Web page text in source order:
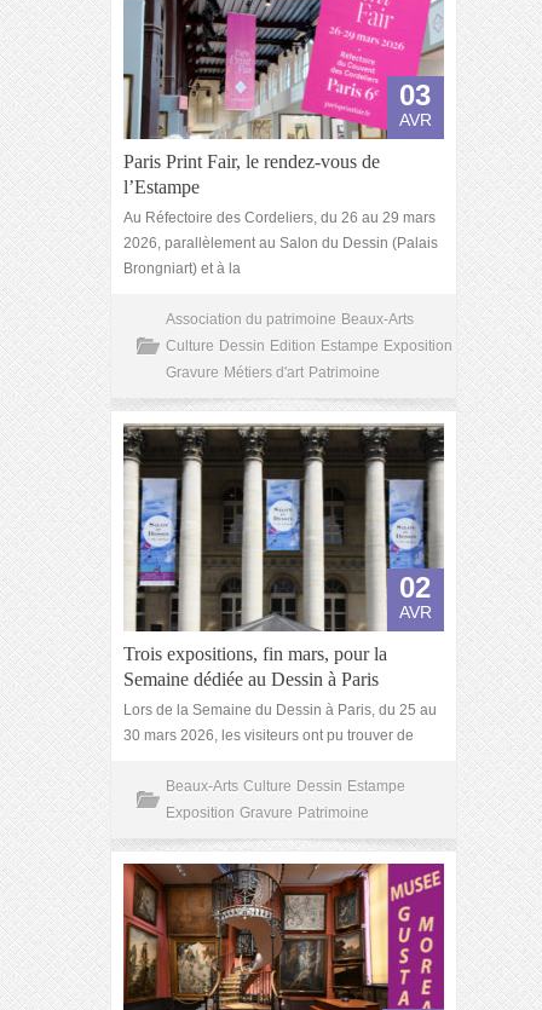
03
AVR
Paris Print Fair, le rendez-vous de
l’Estampe
Au Réfectoire des Cordeliers, du 26 au 29 mars
2026, parallèlement au Salon du Dessin (Palais
Brongniart) et à la
Association du patrimoine Beaux-Arts
Culture Dessin Edition Estampe Exposition
Gravure Métiers d'art Patrimoine
02
AVR
Trois expositions, fin mars, pour la
Semaine dédiée au Dessin à Paris
Lors de la Semaine du Dessin à Paris, du 25 au
30 mars 2026, les visiteurs ont pu trouver de
Beaux-Arts Culture Dessin Estampe
Exposition Gravure Patrimoine